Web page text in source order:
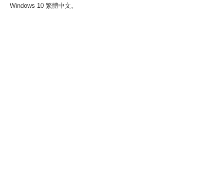
Windows 10 繁體中文。